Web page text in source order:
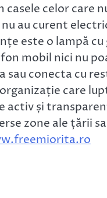
celor care
au curent
este o lampă cu
mobil nici nu
conecta cu
care
activ și
zone ale țării